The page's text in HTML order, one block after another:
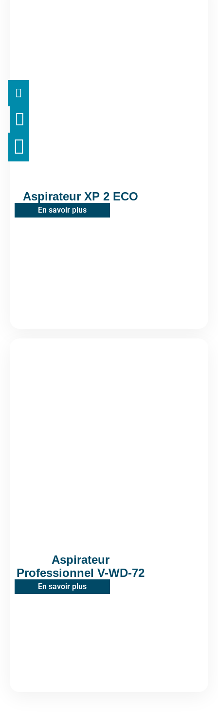
Aspirateur XP 2 ECO
En savoir plus
Aspirateur
Professionnel V-WD-72
En savoir plus